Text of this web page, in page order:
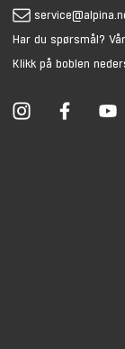
Har du spørsmål?
Klikk på boblen